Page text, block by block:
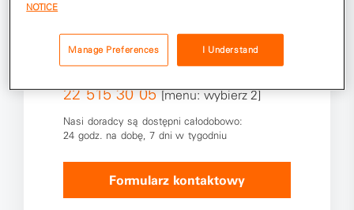
Skontaktuj się z naszą obsługą klienta.
Zadzwoń
22 515 30 05 [menu: wybierz 2]
Nasi doradcy są dostępni całodobowo:
24 godz. na dobę, 7 dni w tygodniu
Formularz kontaktowy
NOTICE
Manage Preferences I Understand